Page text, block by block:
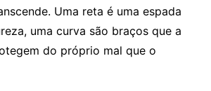
Uma reta é uma espada
uma curva são braços que a
do próprio mal que o